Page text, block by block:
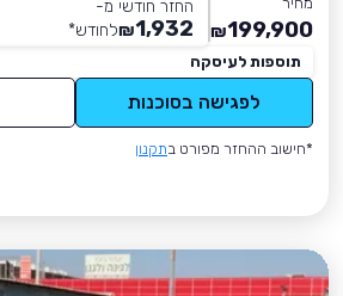
199,900
₪
החזר חודשי מ-
1,932
₪לחודש*
תוספות לעיסקה
לפגישה בסוכנות
*חישוב ההחזר מפורט בתקנון